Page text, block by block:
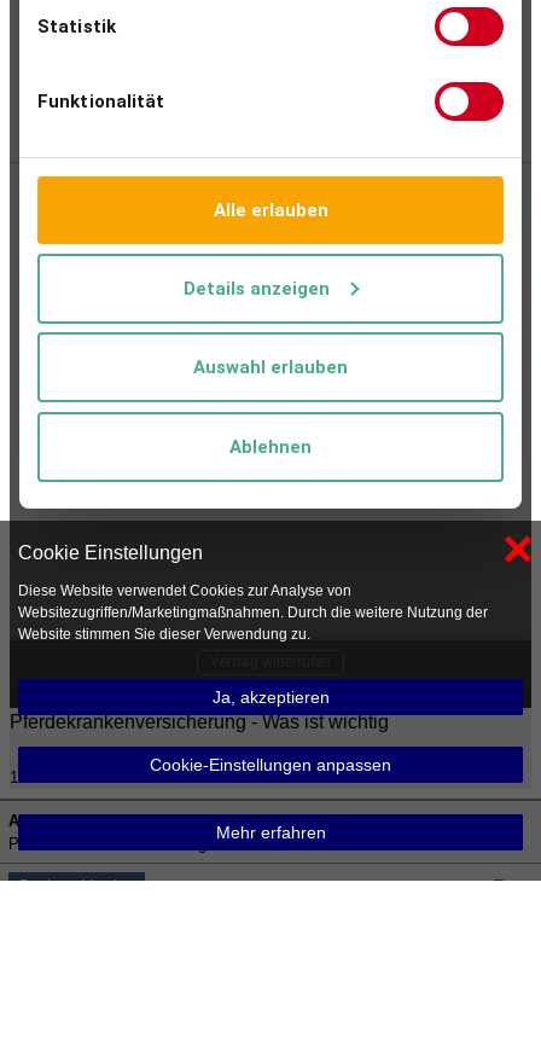
Pferdekrankenversicherung - Was ist wichtig
1.
Aktuelle Seite: Startseite Sachversicherungen
Tierversicherungen
Pferde-Krankenversicherung
Desktop Version Top
×
Cookie Einstellungen
Diese Website verwendet Cookies zur Analyse von
Websitezugriffen/Marketingmaßnahmen. Durch die weitere Nutzung der
Website stimmen Sie dieser Verwendung zu.
Ja, akzeptieren
Cookie-Einstellungen anpassen
Mehr erfahren